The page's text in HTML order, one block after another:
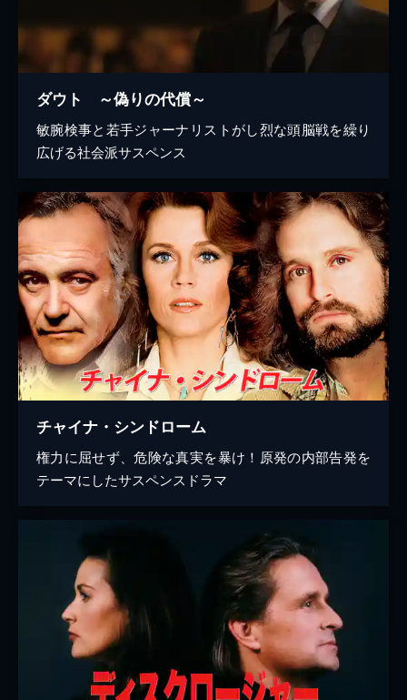
ダウト ～偽りの代償～
敏腕検事と若手ジャーナリストがし烈な頭脳戦を繰り
広げる社会派サスペンス
チャイナ・シンドローム
権力に屈せず、危険な真実を暴け！原発の内部告発を
テーマにしたサスペンスドラマ